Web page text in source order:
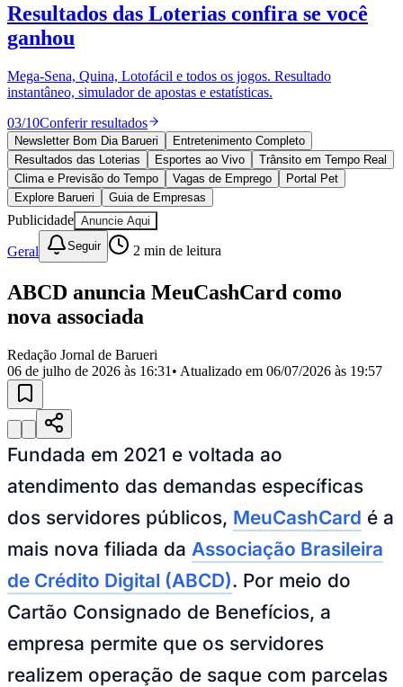
Anuncie no Portal
Cadastrar Empresa
Divulgar Vagas
Política
Esportes
Saúde
Segurança
Cultura
Meio Ambiente
Obras
Educação
Bairros de Barueri
Selecione sua regiãoPara notícias da sua região
JubranBelvalBethavilleBoa
VistaCalifórnia CarapicuíbaCentroChácaras MarcoCidades da
Região
Militar
Califórnia Jardim dos Altos
Esperança Jardim Graziela
JulioJardim LíbanoJardim Maria CristinaJardim Maria Helena
MutingaJardim ParaísoJardim PaulistaJardim Reginalice
LuísJardim São PedroJardim São SilvestreJardim SilveiraJardim
TupãJardim Tupanci MutingaNova Aldeinha OsascoParque dos
CamargosParque ImperialParque Santa Luzia Parque VianaPirapora
do Bom Jesus
Recanto Phrynéa
Santana de
ParnaíbaSilveira TamboréVale do SolVila BarrosVila Boa VistaVila
Vila MárciaVila Nossa Sra. da
EscadaVila Porto Votupoca
Para Sua Empresa
Anuncie no Portal
Guia de Empresas
Divulgar Vagas
Publicidade Legal
Resultados das Loterias confira se você
ganhou
Mega-Sena, Quina, Lotofácil e todos os jogos. Resultado
instantâneo, simulador de apostas e estatísticas.
03/10Conferir resultados
Newsletter Bom Dia Barueri
Entretenimento Completo
Resultados das Loterias
Esportes ao Vivo
Trânsito em Tempo Real
Clima e Previsão do Tempo
Vagas de Emprego
Portal Pet
Explore Barueri
Guia de Empresas
Publicidade Anuncie Aqui
Geral Seguir 2 min de leitura
ABCD anuncia MeuCashCard como
nova associada
Redação Jornal de Barueri
06 de julho de 2026 às 16:31 • Atualizado em 06/07/2026 às 19:57
Fundada em 2021 e voltada ao
atendimento das demandas específicas
dos servidores públicos, MeuCashCard é a
mais nova filiada da Associação Brasileira
de Crédito Digital (ABCD). Por meio do
Cartão Consignado de Benefícios, a
empresa permite que os servidores
realizem operação de saque com parcelas